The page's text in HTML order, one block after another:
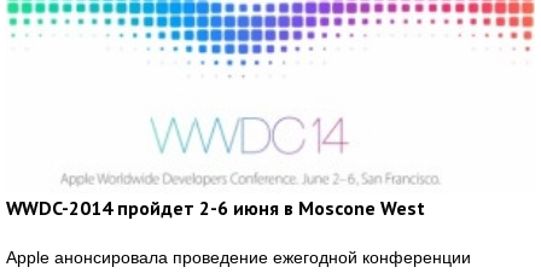
WWDC-2014 пройдет 2-6 июня в Moscone West
Apple анонсировала проведение ежегодной конференции